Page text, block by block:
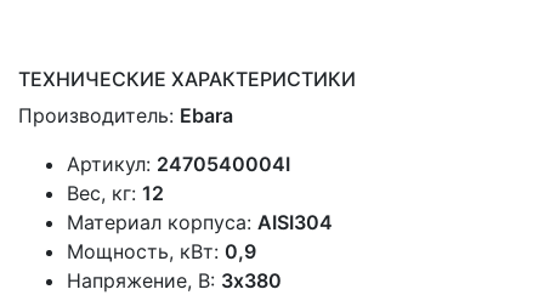
ТЕХНИЧЕСКИЕ ХАРАКТЕРИСТИКИ
Производитель: Ebara
Артикул: 2470540004I
Вес, кг: 12
Материал корпуса: AISI304
Мощность, кВт: 0,9
Напряжение, В: 3х380